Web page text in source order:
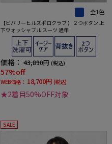
全1色
【ビバリーヒルズポロクラブ 】２つボタン 上
下ウォッシャブル スーツ 通年
価格： 43,890円 (税込)
57%off
WEB価格： 18,700円 (税込)
★2着目50%OFF対象
SALE